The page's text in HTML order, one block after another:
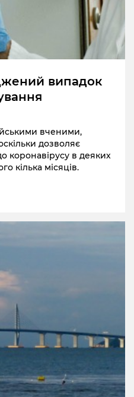
випадок
вченими,
дозволяє
коронавірусу в деяких
кілька місяців.